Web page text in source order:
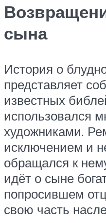
сына
История о
представляет
известных
использовался
художниками.
исключением и
обращался к
идёт о сыне
попросившем
свою часть